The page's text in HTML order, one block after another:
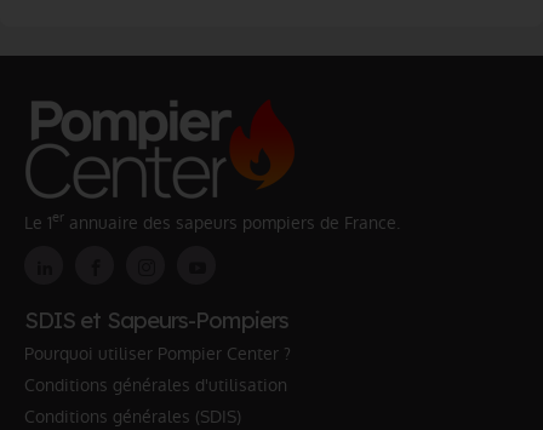
Le 1er annuaire des sapeurs pompiers de France.
SDIS et Sapeurs-Pompiers
Pourquoi utiliser Pompier Center ?
Conditions générales d'utilisation
Conditions générales (SDIS)